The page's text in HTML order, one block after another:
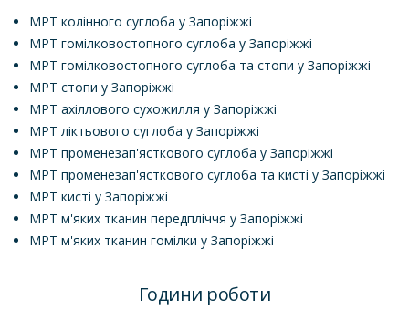
МРТ колінного суглоба у Запоріжжі
МРТ гомілковостопного суглоба у Запоріжжі
МРТ гомілковостопного суглоба та стопи у Запоріжжі
МРТ стопи у Запоріжжі
МРТ ахіллового сухожилля у Запоріжжі
МРТ ліктьового суглоба у Запоріжжі
МРТ променезап'ясткового суглоба у Запоріжжі
МРТ променезап'ясткового суглоба та кисті у Запоріжжі
МРТ кисті у Запоріжжі
МРТ м'яких тканин передпліччя у Запоріжжі
МРТ м'яких тканин гомілки у Запоріжжі
Години роботи